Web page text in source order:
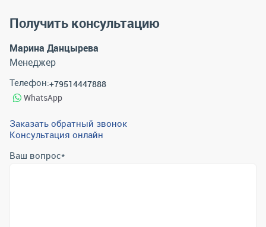
Получить консультацию
Марина Данцырева
Менеджер
Телефон:+79514447888
WhatsApp
Заказать обратный звонок
Консультация онлайн
Ваш вопрос*